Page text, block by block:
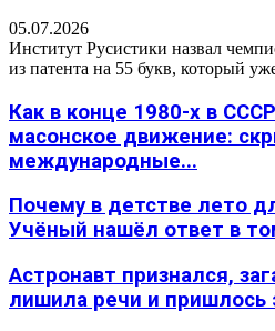
05.07.2026
Институт Русистики назвал
из патента на 55 букв, который
Как в конце 1980-х в
масонское движение:
международные...
Почему в детстве лето
Учёный нашёл ответ в
Астронавт признался,
лишила речи и пришлось